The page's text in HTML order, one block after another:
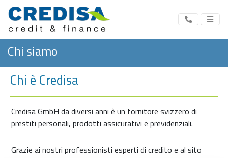
Chi siamo
Chi è Credisa
Credisa GmbH da diversi anni è un fornitore svizzero di
prestiti personali, prodotti assicurativi e previdenziali.
Grazie ai nostri professionisti esperti di credito e al sito